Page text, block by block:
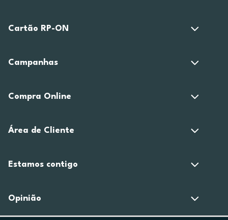
Cartão RP-ON
Campanhas
Compra Online
Área de Cliente
Estamos contigo
Opinião